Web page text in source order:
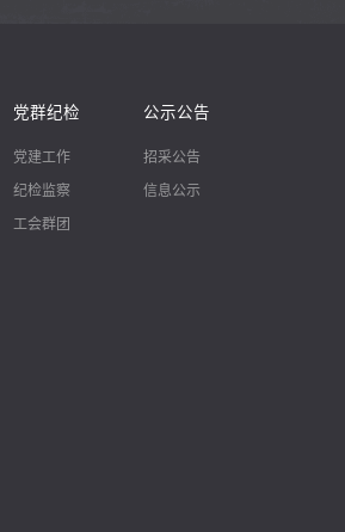
党群纪检
党建工作
纪检监察
工会群团
公示公告
招采公告
信息公示